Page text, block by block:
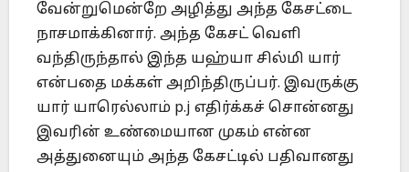
வேன்றுமென்றே அழித்து அந்த கேசட்டை
நாசமாக்கினார். அந்த கேசட் வெளி
வந்திருந்தால் இந்த யஹ்யா சில்மி யார்
என்பதை மக்கள் அறிந்திருப்பர். இவருக்கு
யார் யாரெல்லாம் p.j எதிர்க்கச் சொன்னது
இவரின் உண்மையான முகம் என்ன
அத்துனையும் அந்த கேசட்டில் பதிவானது